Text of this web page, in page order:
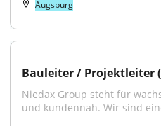
Augsburg
Bauleiter / Projektleiter
Niedax Group steht für
und kundennah. Wir sind